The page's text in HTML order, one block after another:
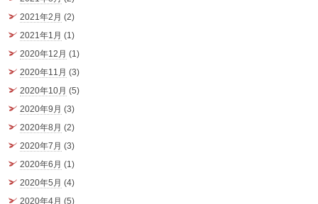
2021年2月 (2)
2021年1月 (1)
2020年12月 (1)
2020年11月 (3)
2020年10月 (5)
2020年9月 (3)
2020年8月 (2)
2020年7月 (3)
2020年6月 (1)
2020年5月 (4)
2020年4月 (5)